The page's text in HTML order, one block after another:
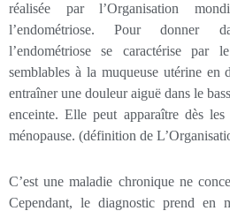
réalisée par l’Organisation
l’endométriose. Pour donner
l’endométriose se caractérise par
semblables à la muqueuse utérine en
entraîner une douleur aiguë dans le
enceinte. Elle peut apparaître dès les
ménopause. (définition de
C’est une maladie chronique ne
Cependant, le diagnostic prend en